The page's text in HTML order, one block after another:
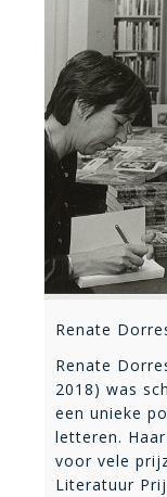
Renate
2018) was
een unieke
letteren.
voor vele
Literatuur